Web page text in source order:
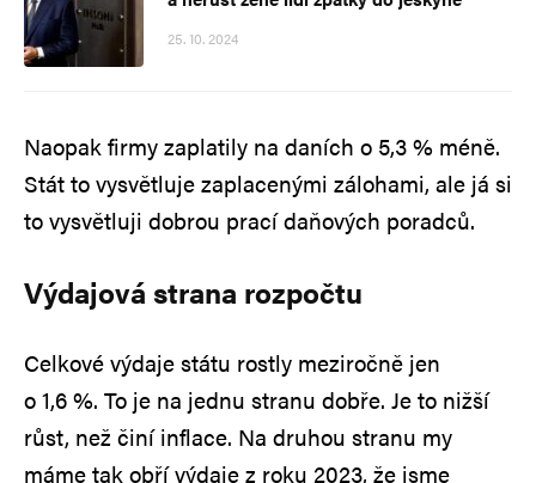
25. 10. 2024
Naopak firmy zaplatily na daních o 5,3 % méně.
Stát to vysvětluje zaplacenými zálohami, ale já si
to vysvětluji dobrou prací daňových poradců.
Výdajová strana rozpočtu
Celkové výdaje státu rostly meziročně jen
o 1,6 %. To je na jednu stranu dobře. Je to nižší
růst, než činí inflace. Na druhou stranu my
máme tak obří výdaje z roku 2023, že jsme